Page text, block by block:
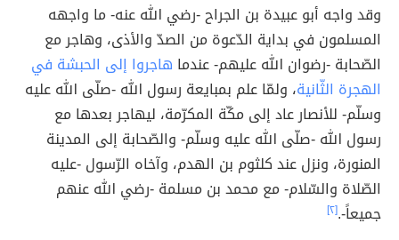
وقد واجه أبو عبيدة بن الجراح -رضي الله عنه- ما واجهه
المسلمون في بداية الدّعوة من الصدّ والأذى، وهاجر مع
الصّحابة -رضوان الله عليهم- عندما هاجروا إلى الحبشة في
الهجرة الثّانية، ولمّا علم بمبايعة رسول الله -صلّى الله عليه
وسلّم- للأنصار عاد إلى مكّة المكرّمة، ليهاجر بعدها مع
رسول الله -صلّى الله عليه وسلّم- والصّحابة إلى المدينة
المنورة، ونزل عند كلثوم بن الهدم، وآخاه الرّسول -عليه
الصّلاة والسّلام- مع محمد بن مسلمة -رضي الله عنهم
جميعاً-.[٢]